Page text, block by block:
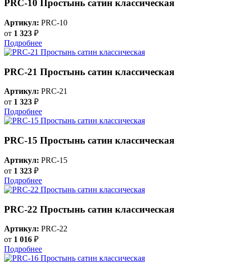
PRC-10 Простынь сатин классическая
Артикул: PRC-10
от 1 323 ₽
Подробнее
PRC-21 Простынь сатин классическая
Артикул: PRC-21
от 1 323 ₽
Подробнее
PRC-15 Простынь сатин классическая
Артикул: PRC-15
от 1 323 ₽
Подробнее
PRC-22 Простынь сатин классическая
Артикул: PRC-22
от 1 016 ₽
Подробнее